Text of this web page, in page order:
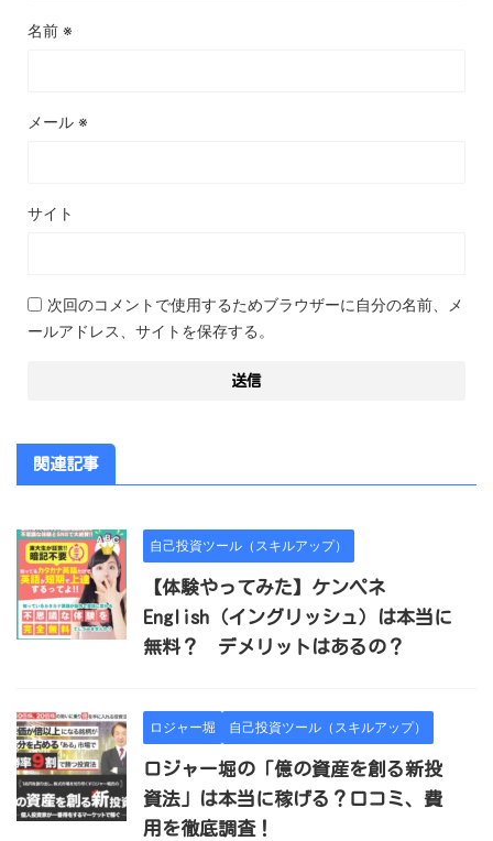
名前 ※
メール ※
サイト
次回のコメントで使用するためブラウザーに自分の名前、メ
ールアドレス、サイトを保存する。
関連記事
自己投資ツール（スキルアップ）
【体験やってみた】ケンペネ
English（イングリッシュ）は本当に
無料？ デメリットはあるの？
ロジャー堀 自己投資ツール（スキルアップ）
ロジャー堀の「億の資産を創る新投
資法」は本当に稼げる？口コミ、費
用を徹底調査！